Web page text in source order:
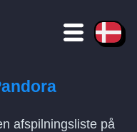
afspilningsliste på